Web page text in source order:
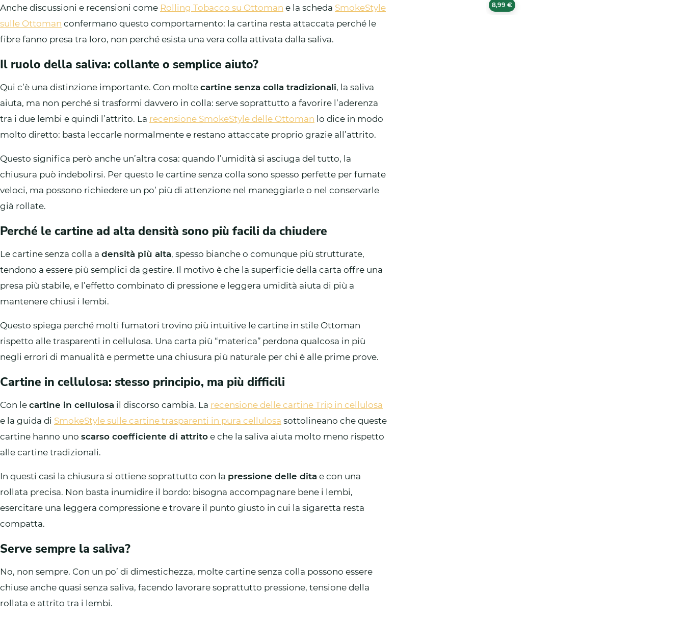
Anche discussioni e recensioni come Rolling Tobacco su Ottoman e la scheda SmokeStyle
sulle Ottoman confermano questo comportamento: la cartina resta attaccata perché le
fibre fanno presa tra loro, non perché esista una vera colla attivata dalla saliva.
Il ruolo della saliva: collante o semplice aiuto?
Qui c’è una distinzione importante. Con molte cartine senza colla tradizionali, la saliva
aiuta, ma non perché si trasformi davvero in colla: serve soprattutto a favorire l’aderenza
tra i due lembi e quindi l’attrito. La recensione SmokeStyle delle Ottoman lo dice in modo
molto diretto: basta leccarle normalmente e restano attaccate proprio grazie all’attrito.
Questo significa però anche un’altra cosa: quando l’umidità si asciuga del tutto, la
chiusura può indebolirsi. Per questo le cartine senza colla sono spesso perfette per fumate
veloci, ma possono richiedere un po’ più di attenzione nel maneggiarle o nel conservarle
già rollate.
Perché le cartine ad alta densità sono più facili da chiudere
Le cartine senza colla a densità più alta, spesso bianche o comunque più strutturate,
tendono a essere più semplici da gestire. Il motivo è che la superficie della carta offre una
presa più stabile, e l’effetto combinato di pressione e leggera umidità aiuta di più a
mantenere chiusi i lembi.
Questo spiega perché molti fumatori trovino più intuitive le cartine in stile Ottoman
rispetto alle trasparenti in cellulosa. Una carta più “materica” perdona qualcosa in più
negli errori di manualità e permette una chiusura più naturale per chi è alle prime prove.
Cartine in cellulosa: stesso principio, ma più difficili
Con le cartine in cellulosa il discorso cambia. La recensione delle cartine Trip in cellulosa
e la guida di SmokeStyle sulle cartine trasparenti in pura cellulosa sottolineano che queste
cartine hanno uno scarso coefficiente di attrito e che la saliva aiuta molto meno rispetto
alle cartine tradizionali.
In questi casi la chiusura si ottiene soprattutto con la pressione delle dita e con una
rollata precisa. Non basta inumidire il bordo: bisogna accompagnare bene i lembi,
esercitare una leggera compressione e trovare il punto giusto in cui la sigaretta resta
compatta.
Serve sempre la saliva?
No, non sempre. Con un po’ di dimestichezza, molte cartine senza colla possono essere
chiuse anche quasi senza saliva, facendo lavorare soprattutto pressione, tensione della
rollata e attrito tra i lembi.
8,99 €